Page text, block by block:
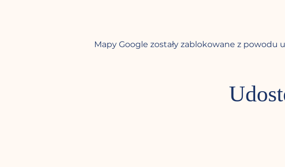
Mapy Google zostały zablokowane z